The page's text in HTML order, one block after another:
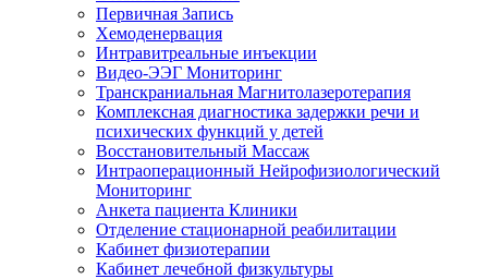
Первичная Запись
Хемоденервация
Интравитреальные инъекции
Видео-ЭЭГ Мониторинг
Транскраниальная Магнитолазеротерапия
Комплексная диагностика задержки речи и
психических функций у детей
Восстановительный Массаж
Интраоперационный Нейрофизиологический
Мониторинг
Анкета пациента Клиники
Отделение стационарной реабилитации
Кабинет физиотерапии
Кабинет лечебной физкультуры